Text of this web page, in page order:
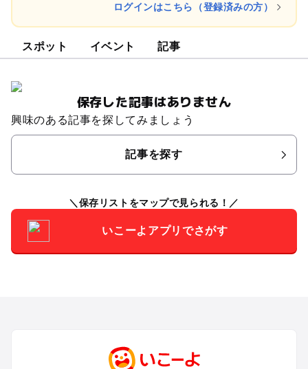
ログインはこちら（登録済みの方）
スポット イベント 記事
保存した記事はありません
興味のある記事を探してみましょう
記事を探す
保存リストをマップで見られる！
いこーよアプリでさがす